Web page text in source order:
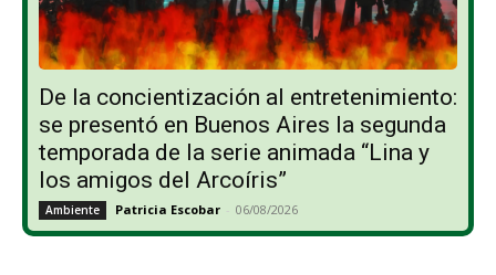
De la concientización al entretenimiento:
se presentó en Buenos Aires la segunda
temporada de la serie animada “Lina y
los amigos del Arcoíris”
Ambiente Patricia Escobar - 06/08/2026